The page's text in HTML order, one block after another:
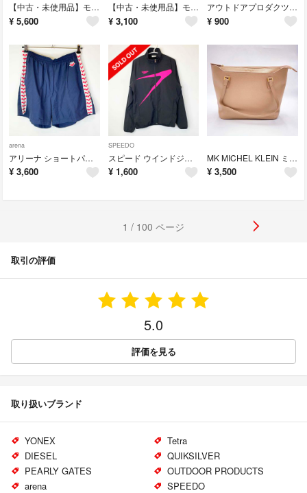
【中古・未使用品】モンベル 50th WIC.ロングスリーブT モンタベア Tシャツ 長袖 L ブラック 1114015 mont-bell アウトドア
¥ 5,600
【中古・未使用品】モンベル 50th WIC.T Women's Mマーク Tシャツ 半袖 L ブルーグリーン 1114007 レディース mont-bell アウトドア
¥ 3,100
アウトドアプロダクツ ショートパンツ L ピンク Y4222E レディース OUTDOOR PRODUCTS スポーツウェア ハーフパンツ アウトドア
¥ 900
arena
アリーナ ショートパンツ M ネイビー×ホワイト・レッド ARN-4100P ユニセックス arena 水泳 練習 ウォームアップ トレーニング
¥ 3,600
SPEEDO
スピード ウインドジャケット M ブラック/ピンク SD11F02 メンズ SPEEDO 水泳 ウォームアップ 練習 トレーニング
¥ 1,600
MK MICHEL KLEIN ミッシェルクラン スクエアトートバッグ 2WAY ベージュ レディース ショルダーバッグ
¥ 3,500
1 / 100 ページ
取引の評価
5.0
評価を見る
取り扱いブランド
YONEX
Tetra
DIESEL
QUIKSILVER
PEARLY GATES
OUTDOOR PRODUCTS
arena
SPEEDO